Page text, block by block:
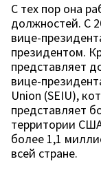
С тех пор она
должностей. С
вице-
президентом.
представляет
вице-
Union (SEIU),
представляет
территории
более 1,1
всей стране.